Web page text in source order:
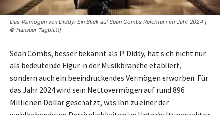
Das Vermögen von Diddy: Ein Blick auf Sean Combs Reichtum im Jahr 2024 |
© Hanauer Tagblatt)
Sean Combs, besser bekannt als P. Diddy, hat sich nicht nur
als bedeutende Figur in der Musikbranche etabliert,
sondern auch ein beeindruckendes Vermögen erworben. Für
das Jahr 2024 wird sein Nettovermögen auf rund 896
Millionen Dollar geschätzt, was ihn zu einer der